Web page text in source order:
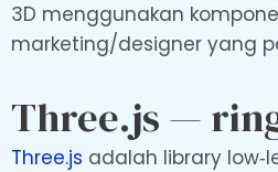
3D menggunakan
marketing/designer yang
Three.js —
Three.js adalah library